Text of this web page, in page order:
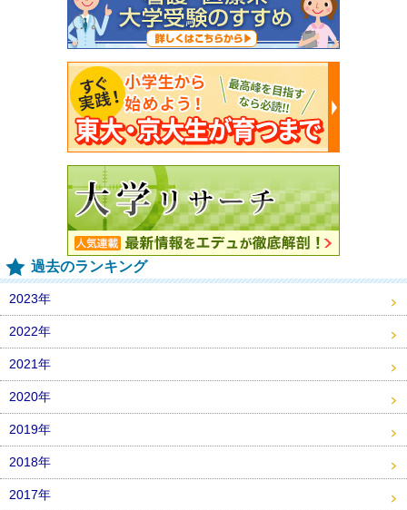
過去のランキング
2023年
2022年
2021年
2020年
2019年
2018年
2017年